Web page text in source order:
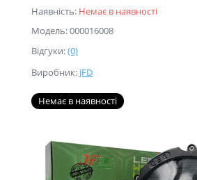
Наявність: Немає в наявності
Модель: 000016008
Відгуки:(0)
Виробник: JFD
Немає в наявності